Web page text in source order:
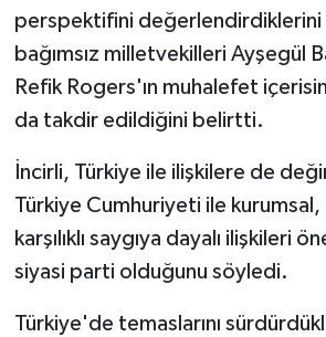
perspektifini değerlendirdiklerini
bağımsız milletvekilleri Ayşegül
Refik Rogers'ın muhalefet
da takdir edildiğini belirtti.
İncirli, Türkiye ile ilişkilere de
Türkiye Cumhuriyeti ile
karşılıklı saygıya dayalı ilişkileri
siyasi parti olduğunu söyledi.
Türkiye'de temaslarını